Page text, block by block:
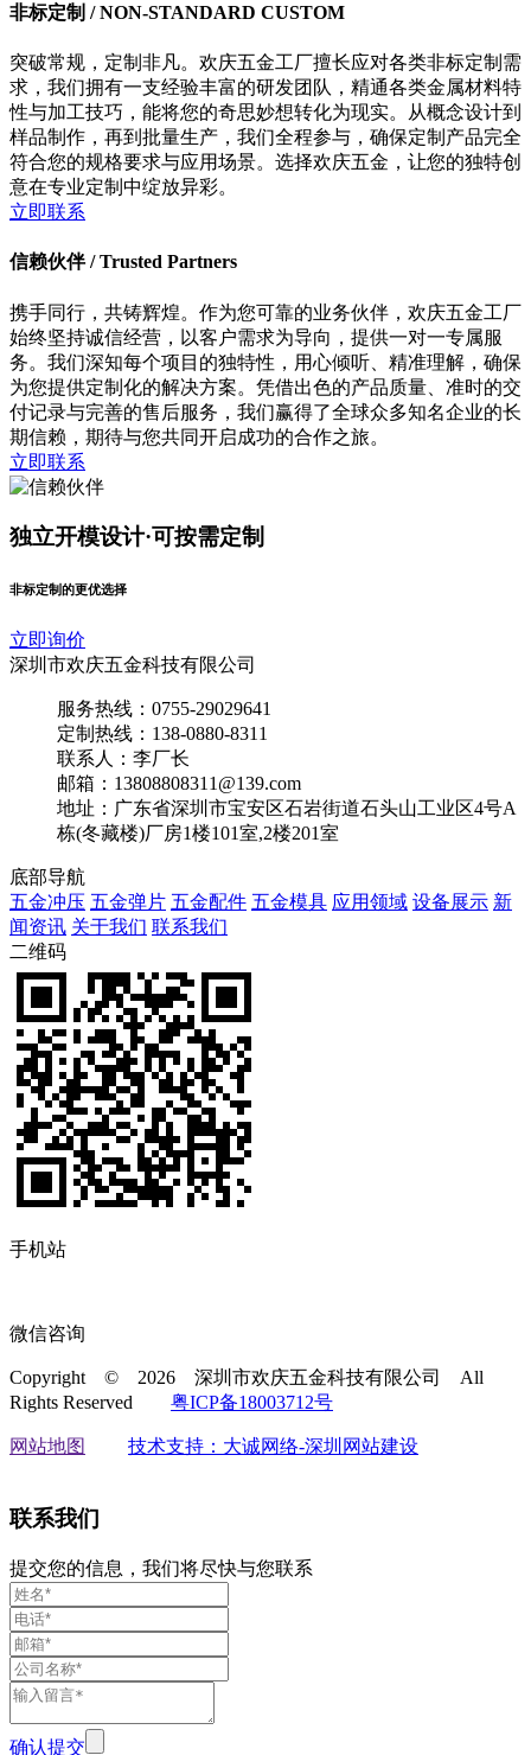
非标定制 /NON-STANDARD CUSTOM
突破常规，定制非凡。欢庆五金工厂擅长应对各类非标定制需
求，我们拥有一支经验丰富的研发团队，精通各类金属材料特
性与加工技巧，能将您的奇思妙想转化为现实。从概念设计到
样品制作，再到批量生产，我们全程参与，确保定制产品完全
符合您的规格要求与应用场景。选择欢庆五金，让您的独特创
意在专业定制中绽放异彩。
立即联系
信赖伙伴 /Trusted Partners
携手同行，共铸辉煌。作为您可靠的业务伙伴，欢庆五金工厂
始终坚持诚信经营，以客户需求为导向，提供一对一专属服
务。我们深知每个项目的独特性，用心倾听、精准理解，确保
为您提供定制化的解决方案。凭借出色的产品质量、准时的交
付记录与完善的售后服务，我们赢得了全球众多知名企业的长
期信赖，期待与您共同开启成功的合作之旅。
立即联系
独立开模设计·可按需定制
非标定制的更优选择
立即询价
深圳市欢庆五金科技有限公司
服务热线：0755-29029641
定制热线：138-0880-8311
联系人：李厂长
邮箱：13808808311@139.com
地址：广东省深圳市宝安区石岩街道石头山工业区4号A
栋(冬藏楼)厂房1楼101室,2楼201室
底部导航
五金冲压 五金弹片 五金配件 五金模具 应用领域 设备展示 新
闻资讯 关于我们 联系我们
二维码
手机站
微信咨询
Copyright © 2026 深圳市欢庆五金科技有限公司
All
Rights Reserved
粤ICP备18003712号
网站地图 技术支持：大诚网络-深圳网站建设
联系我们
提交您的信息，我们将尽快与您联系
确认提交